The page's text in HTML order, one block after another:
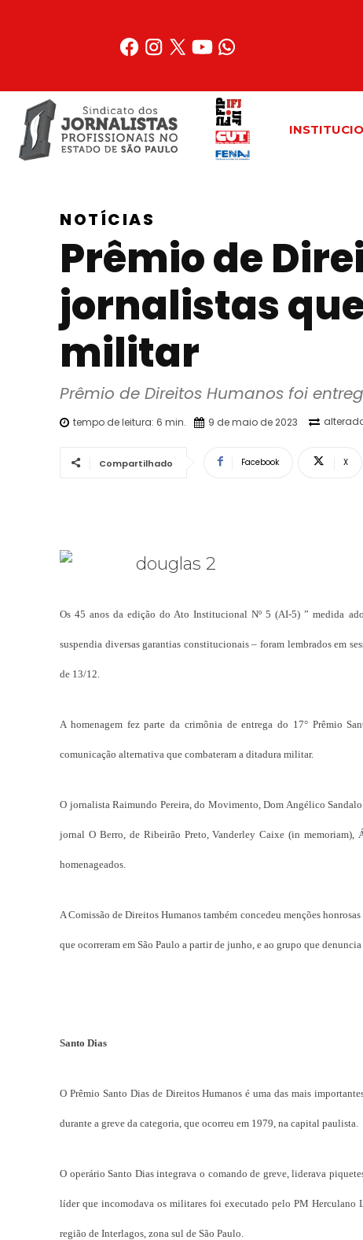
NOTÍCIAS
Prêmio de
jornalistas
militar
Prêmio de Direitos Humanos foi
tempo de leitura: 6 min. 9 de maio de 2023
Compartilhado Facebook X
Os 45 anos da edição do Ato Institucional Nº 5 (AI-5) ” medida
suspendia diversas garantias constitucionais – foram lembrados em
de 13/12.
A homenagem fez parte da crimônia de entrega do 17° Prêmio
comunicação alternativa que combateram a ditadura militar.
O jornalista Raimundo Pereira, do Movimento, Dom Angélico
jornal O Berro, de Ribeirão Preto, Vanderley Caixe (in
homenageados.
A Comissão de Direitos Humanos também concedeu menções
que ocorreram em São Paulo a partir de junho, e ao grupo que
Santo Dias
O Prêmio Santo Dias de Direitos Humanos é uma das mais
durante a greve da categoria, que ocorreu em 1979, na capital paulista.
O operário Santo Dias integrava o comando de greve, liderava
líder que incomodava os militares foi executado pelo PM Herculano
região de Interlagos, zona sul de São Paulo.